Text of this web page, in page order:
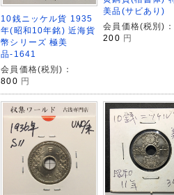
10銭ニッケル貨 1935
年(昭和10年銘) 近海貨
幣シリーズ 極美
品-1641
会員価格(税別)：
800 円
美品(サビあり)
会員価格(税別)：
200 円